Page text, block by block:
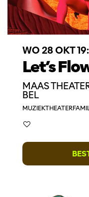
Let’s
MAAS
BEL
WO 28 OKT
MUZIEKTHEATER